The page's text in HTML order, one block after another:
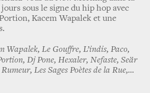
sous le signe du hip hop avec
Kacem Wapalek et une
Wapalek, Le Gouffre, L’indis, Paco,
Dj Pone, Hexaler, Nefaste, Seär
Les Sages Poètes de la Rue,...